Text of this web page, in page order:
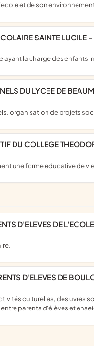
et de son
SAINTE LUCILE
ayant la charge des
DU LYCEE DE
organisation de projets
DU COLLEGE
une forme educative de
D'ELEVES DE
D'ELEVES DE
entre parents d'élèves et